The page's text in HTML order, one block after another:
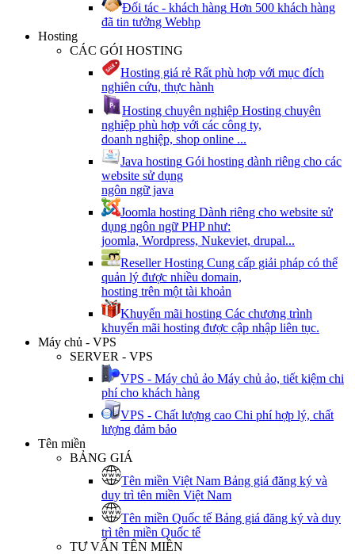
Đối tác - khách hàng Hơn 500 khách hàng
đã tin tưởng Webhp
Hosting
CÁC GÓI HOSTING
Hosting giá rẻ Rất phù hợp với mục đích
nghiên cứu, thực hành
Hosting chuyên nghiệp Hosting chuyên
nghiệp phù hợp với các công ty,
doanh nghiệp, shop online ...
Java hosting Gói hosting dành riêng cho các
website sử dụng
ngôn ngữ java
Joomla hosting Dành riêng cho website sử
dụng ngôn ngữ PHP như:
joomla, Wordpress, Nukeviet, drupal...
Reseller Hosting Cung cấp giải pháp có thể
quản lý được nhiều domain,
hosting trên một tài khoản
Khuyến mãi hosting Các chương trình
khuyến mãi hosting được cập nhập liên tục.
Máy chủ - VPS
SERVER - VPS
VPS - Máy chủ ảo Máy chủ ảo, tiết kiệm chi
phí cho khách hàng
VPS - Chất lượng cao Chi phí hợp lý, chất
lượng đảm bảo
Tên miền
BẢNG GIÁ
Tên miền Việt Nam Bảng giá đăng ký và
duy trì tên miền Việt Nam
Tên miền Quốc tế Bảng giá đăng ký và duy
trì tên miền Quốc tế
TƯ VẤN TÊN MIỀN